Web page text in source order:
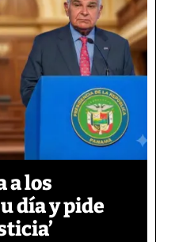
a los
día y pide